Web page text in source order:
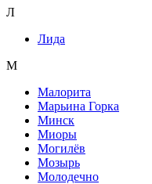
Л
Лида
М
Малорита
Марьина Горка
Минск
Миоры
Могилёв
Мозырь
Молодечно